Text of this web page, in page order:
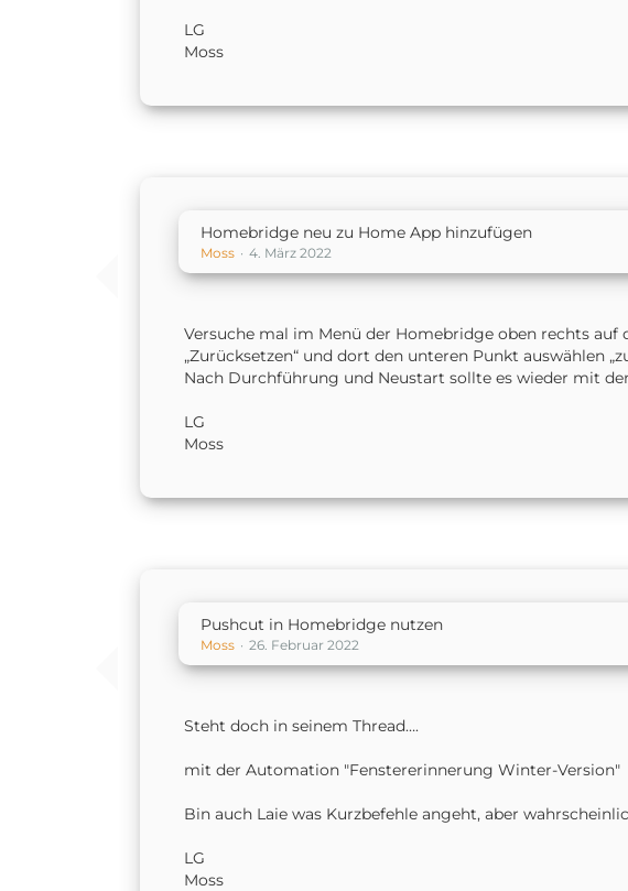
LG
Moss
Homebridge neu zu Home App hinzufügen
Moss 4. März 2022
Versuche mal im Menü der Homebridge oben rechts
„Zurücksetzen“ und dort den unteren Punkt auswählen
Nach Durchführung und Neustart sollte es wieder mit
LG
Moss
Pushcut in Homebridge nutzen
Moss 26. Februar 2022
Steht doch in seinem Thread….
mit der Automation "Fenstererinnerung Winter-Version"
Bin auch Laie was Kurzbefehle angeht, aber
LG
Moss